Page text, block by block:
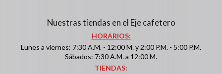
Nuestras tiendas en el Eje cafetero
HORARIOS:
Lunes a viernes: 7:30 A.M. - 12:00 M. y 2:00 P.M. - 5:00 P.M.
Sábados: 7:30 A.M. a 12:00 M.
TIENDAS: